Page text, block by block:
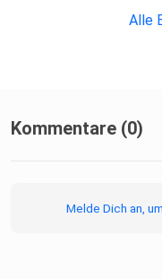
Alle
Kommentare (0)
Melde Dich an,